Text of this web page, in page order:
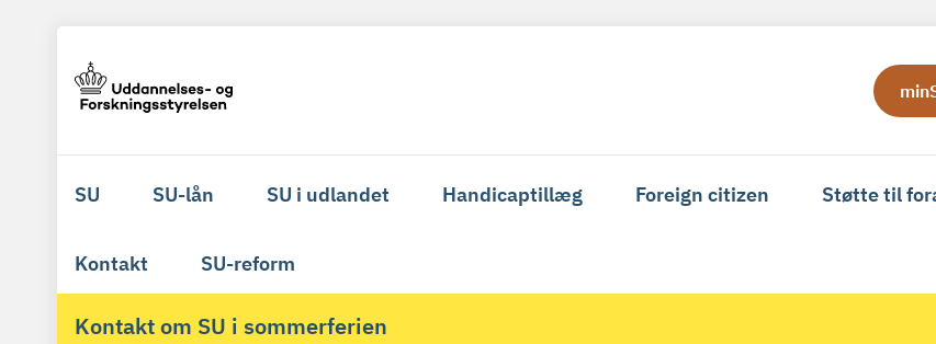
SU SU-lån SU i udlandet Handicaptillæg Foreign citizen Støtte til
Kontakt SU-reform
Kontakt om SU i sommerferien